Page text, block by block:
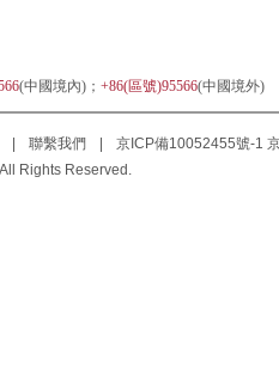
(中國境內)； +86(區號)95566(中國境外)
聯繫我們 京ICP備10052455號-1
Rights Reserved.